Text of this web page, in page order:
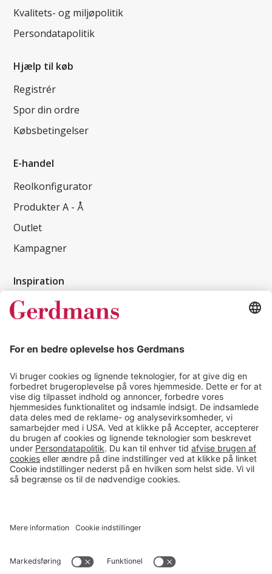
Kvalitets- og miljøpolitik
Persondatapolitik
Hjælp til køb
Registrér
Spor din ordre
Købsbetingelser
E-handel
Reolkonfigurator
Produkter A - Å
Outlet
Kampagner
Inspiration
Kundereferencer
Tips & guides
Kontakt
salg@gerdmans.dk
49 18 07 07
Salgsafdeling åbningstider
08.00-16.00
© 2026 Gerdmans Kontor- & Lagerudstyr A/S Alle priser er ekskl.
Cookie indstillinger